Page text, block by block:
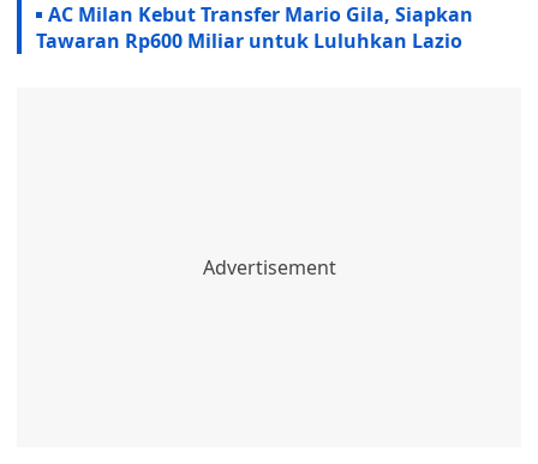
AC Milan Kebut Transfer Mario Gila, Siapkan
Tawaran Rp600 Miliar untuk Luluhkan Lazio